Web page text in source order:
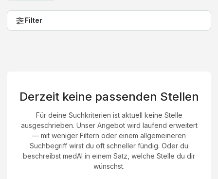
Filter
Derzeit keine passenden Stellen
Für deine Suchkriterien ist aktuell keine Stelle
ausgeschrieben. Unser Angebot wird laufend erweitert
— mit weniger Filtern oder einem allgemeineren
Suchbegriff wirst du oft schneller fündig. Oder du
beschreibst medAI in einem Satz, welche Stelle du dir
wünschst.